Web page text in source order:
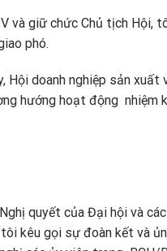
và giữ chức Chủ tịch Hội,
phó.
Hội doanh nghiệp sản
hướng hoạt động nhiệm
quyết của Đại hội và
tôi kêu gọi sự đoàn kết và